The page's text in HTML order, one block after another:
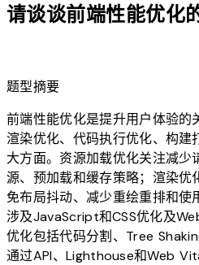
请谈谈前端性能优化
题型摘要
前端性能优化是提升用户体验的
渲染优化、代码执行优化、构建
大方面。资源加载优化关注减少
源、预加载和缓存策略；渲染优
免布局抖动、减少重绘重排和使
涉及JavaScript和CSS优化及
优化包括代码分割、Tree
通过API、Lighthouse和Web